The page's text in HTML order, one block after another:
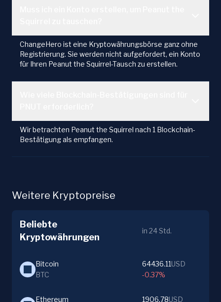
ChangeHero ist eine Kryptowährungsbörse ganz ohne
Registrierung. Sie werden nicht aufgefordert, ein Konto
für Ihren Peanut the Squirrel-Tausch zu erstellen.
Wir betrachten Peanut the Squirrel nach 1 Blockchain-
Bestätigung als empfangen.
Weitere Kryptopreise
Beliebte
Kryptowährungen
in 24 Std.
Bitcoin
BTC
64436.11USD
-0.37%
Ethereum 1906.78USD